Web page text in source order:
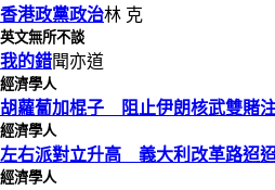
香港政黨政治林 克
英文無所不談
我的錯聞亦道
經濟學人
胡蘿蔔加棍子 阻止伊朗核武雙賭
經濟學人
左右派對立升高 義大利改革路迢
經濟學人